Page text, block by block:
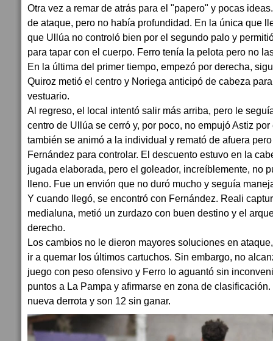
Otra vez a remar de atrás para el "papero" y pocas
de ataque, pero no había profundidad. En la única que
que Ullúa no controló bien por el segundo palo y
para tapar con el cuerpo. Ferro tenía la pelota pero no
En la última del primer tiempo, empezó por derecha,
Quiroz metió el centro y Noriega anticipó de cabeza
vestuario.
Al regreso, el local intentó salir más arriba, pero le
centro de Ullúa se cerró y, por poco, no empujó Astiz
también se animó a la individual y remató de afuera
Fernández para controlar. El descuento estuvo en la
jugada elaborada, pero el goleador, increíblemente, no
lleno. Fue un envión que no duró mucho y seguía
Y cuando llegó, se encontró con Fernández. Reali
medialuna, metió un zurdazo con buen destino y el
derecho.
Los cambios no le dieron mayores soluciones en
ir a quemar los últimos cartuchos. Sin embargo, no
juego con peso ofensivo y Ferro lo aguantó sin
puntos a La Pampa y afirmarse en zona de
nueva derrota y son 12 sin ganar.